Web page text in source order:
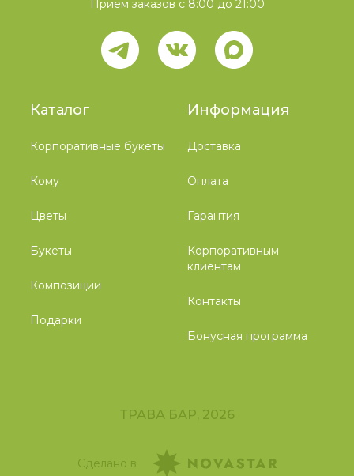
Каталог
Корпоративные букеты
Кому
Цветы
Букеты
Композиции
Подарки
Информация
Доставка
Оплата
Гарантия
Корпоративным
клиентам
Контакты
Бонусная программа
Прием заказов с 8:00 до 21:00
ТРАВА БАР, 2026
Сделано в